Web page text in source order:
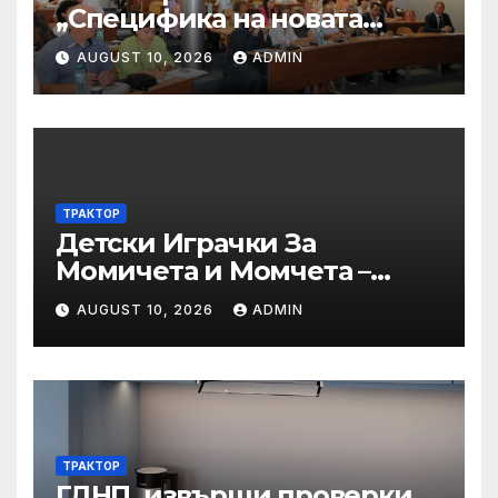
„Специфика на новата
критериална система на
НАОА за програмна
акредитация на
професионално
– пресечни точки и
решения“
AUGUST 10, 2026 ADMIN
ТРАКТОР
Детски Играчки За
Момичета и Момчета –
Купи
AUGUST 10, 2026 ADMIN
ТРАКТОР